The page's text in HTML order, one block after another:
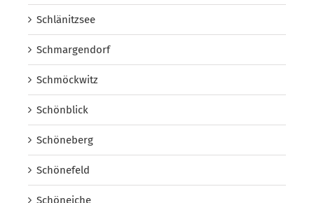
Schlänitzsee
Schmargendorf
Schmöckwitz
Schönblick
Schöneberg
Schönefeld
Schöneiche